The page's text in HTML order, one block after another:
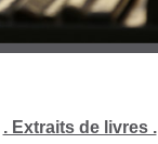
. Extraits de livres .